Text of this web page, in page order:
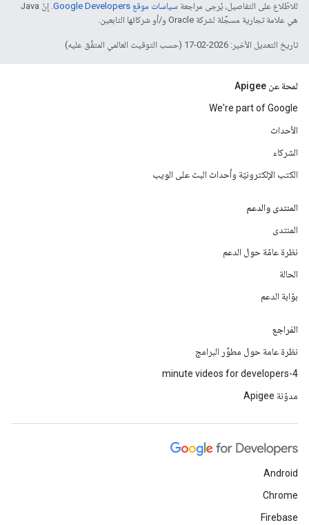
للاطّلاع على التفاصيل، يُرجى مراجعة سياسات موقع Google Developers‏
. إنّ Java
هي علامة تجارية مسجَّلة لشركة Oracle و/أو شركائها التابعين.
تاريخ التعديل الأخير: 2026-02-17 (حسب التوقيت العالمي المتفَّق عليه)
لمحة عن Apigee
We're part of Google
الأحداث
الشركاء
الكتب الإلكترونيّة وأحداث البث على الويب
المنتدى والدعم
المنتدى
نظرة عامّة حول الدعم
الحالة
بوّابة الدعم
المَراجع
نظرة عامة حول مطوِّر البرامج
4-minute videos for developers
مدوّنة Apigee
Android
Chrome
Firebase